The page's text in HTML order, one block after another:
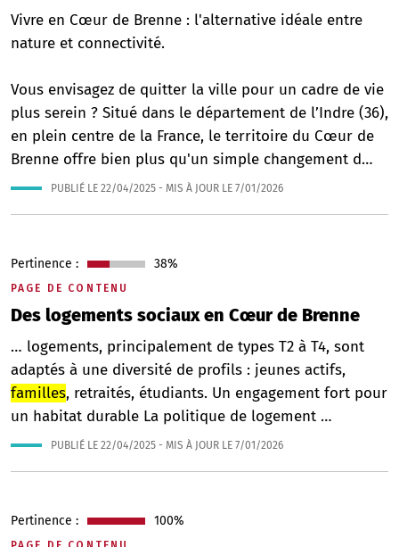
Vivre en Cœur de Brenne : l'alternative idéale entre
nature et connectivité.
Vous envisagez de quitter la ville pour un cadre de vie
plus serein ? Situé dans le département de l’Indre (36),
en plein centre de la France, le territoire du Cœur de
Brenne offre bien plus qu'un simple changement d…
PUBLIÉ LE 22/04/2025 - MIS À JOUR LE 7/01/2026
PAGE DE CONTENU
Des logements sociaux en Cœur de Brenne
Pertinence : 38%
… logements, principalement de types T2 à T4, sont
adaptés à une diversité de profils : jeunes actifs,
familles, retraités, étudiants. Un engagement fort pour
un habitat durable La politique de logement …
PUBLIÉ LE 22/04/2025 - MIS À JOUR LE 7/01/2026
Pertinence : 100%